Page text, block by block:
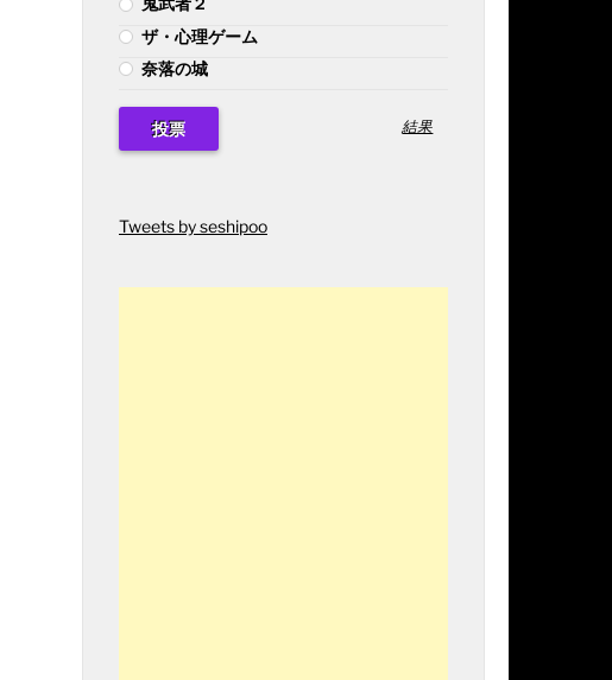
ザ・心理ゲーム
奈落の城
結果
Tweets by seshipoo